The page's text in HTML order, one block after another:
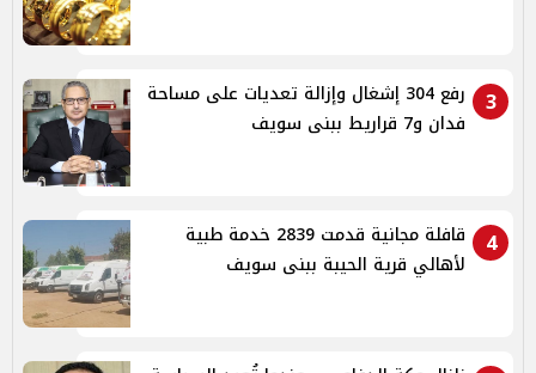
3
رفع 304 إشغال وإزالة تعديات على مساحة
فدان و7 قراريط ببنى سويف
4
قافلة مجانية قدمت 2839 خدمة طبية
لأهالي قرية الحيبة ببنى سويف